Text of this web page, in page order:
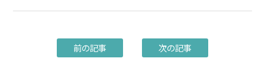
前の記事 次の記事